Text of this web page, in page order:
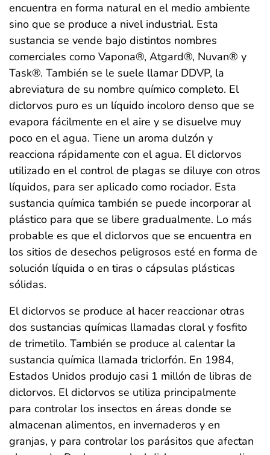
encuentra en forma natural en el medio ambiente
sino que se produce a nivel industrial. Esta
sustancia se vende bajo distintos nombres
comerciales como Vapona®, Atgard®, Nuvan® y
Task®. También se le suele llamar DDVP, la
abreviatura de su nombre químico completo. El
diclorvos puro es un líquido incoloro denso que se
evapora fácilmente en el aire y se disuelve muy
poco en el agua. Tiene un aroma dulzón y
reacciona rápidamente con el agua. El diclorvos
utilizado en el control de plagas se diluye con otros
líquidos, para ser aplicado como rociador. Esta
sustancia química también se puede incorporar al
plástico para que se libere gradualmente. Lo más
probable es que el diclorvos que se encuentra en
los sitios de desechos peligrosos esté en forma de
solución líquida o en tiras o cápsulas plásticas
sólidas.
El diclorvos se produce al hacer reaccionar otras
dos sustancias químicas llamadas cloral y fosfito
de trimetilo. También se produce al calentar la
sustancia química llamada triclorfón. En 1984,
Estados Unidos produjo casi 1 millón de libras de
diclorvos. El diclorvos se utiliza principalmente
para controlar los insectos en áreas donde se
almacenan alimentos, en invernaderos y en
granjas, y para controlar los parásitos que afectan